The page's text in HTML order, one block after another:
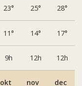
23 25 28
11 14 17
9 12 12
okt nov dec